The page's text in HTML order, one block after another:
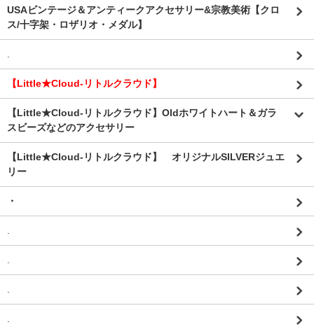
USAビンテージ＆アンティークアクセサリー&宗教美術【クロ
ス/十字架・ロザリオ・メダル】
.
【Little★Cloud-リトルクラウド】
【Little★Cloud-リトルクラウド】Oldホワイトハート＆ガラ
スビーズなどのアクセサリー
【Little★Cloud-リトルクラウド】 オリジナルSILVERジュエ
リー
・
.
.
.
.